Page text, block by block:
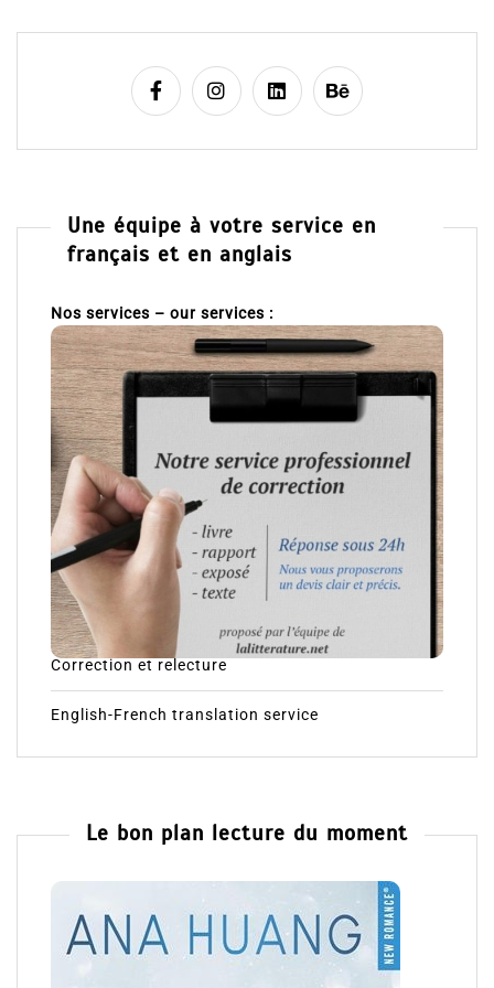
Une équipe à votre service en
français et en anglais
Nos services – our services :
Correction et relecture
English-French translation service
Le bon plan lecture du moment